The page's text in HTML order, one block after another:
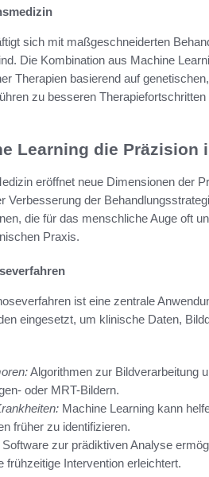
sich mit maßgeschneiderten
Die Kombination aus Machine
Therapien basierend auf
zu besseren
Learning die Präzision
eröffnet neue Dimensionen der
Verbesserung der
die für das menschliche Auge oft
Praxis.
ist eine zentrale
eingesetzt, um klinische Daten,
Algorithmen zur Bildverarbeitung
oder MRT-Bildern.
Machine Learning kann
früher zu identifizieren.
Software zur prädiktiven Analyse
frühzeitige Intervention erleichtert.